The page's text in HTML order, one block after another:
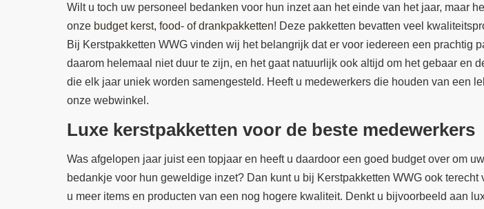
Wilt u toch uw personeel bedanken voor hun inzet aan het einde van het jaar, maar
onze budget kerst, food- of drankpakketten! Deze pakketten bevatten veel
Bij Kerstpakketten WWG vinden wij het belangrijk dat er voor iedereen een prachtig
daarom helemaal niet duur te zijn, en het gaat natuurlijk ook altijd om het gebaar en
die elk jaar uniek worden samengesteld. Heeft u medewerkers die houden van een
onze webwinkel.
Luxe kerstpakketten voor de beste medewerkers
Was afgelopen jaar juist een topjaar en heeft u daardoor een goed budget over om
bedankje voor hun geweldige inzet? Dan kunt u bij Kerstpakketten WWG ook terecht
u meer items en producten van een nog hogere kwaliteit. Denkt u bijvoorbeeld aan